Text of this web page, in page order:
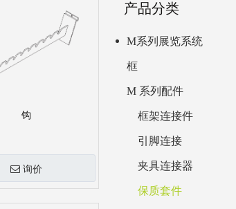
钩
询价
产品分类
M系列展览系统
框
M 系列配件
框架连接件
引脚连接
夹具连接器
保质套件